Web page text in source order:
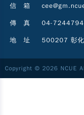
信 箱
傳 真 04-7244794
地 址 500207 彰化
Copyright © 2026 NCUE